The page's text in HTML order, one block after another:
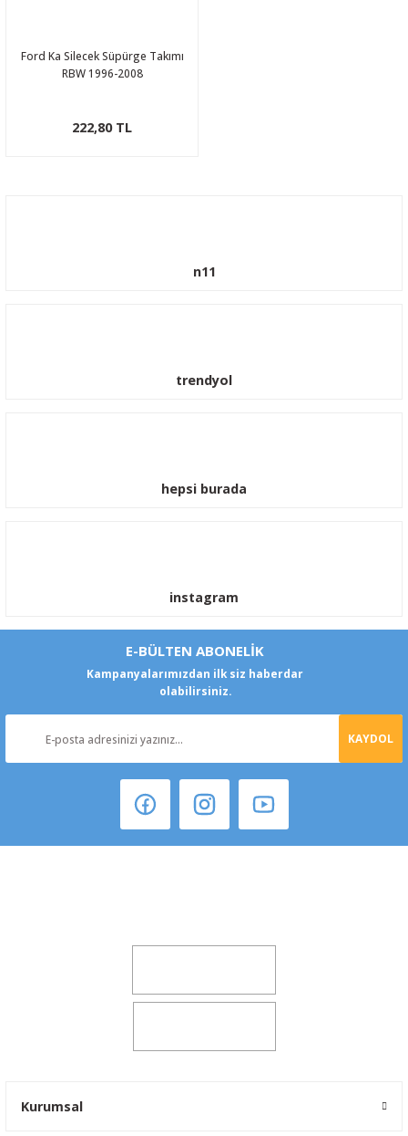
Ford Ka Silecek Süpürge Takımı
RBW 1996-2008
222,80 TL
n11
trendyol
hepsi burada
instagram
E-BÜLTEN ABONELİK
Kampanyalarımızdan ilk siz haberdar
olabilirsiniz.
KAYDOL
Kurumsal